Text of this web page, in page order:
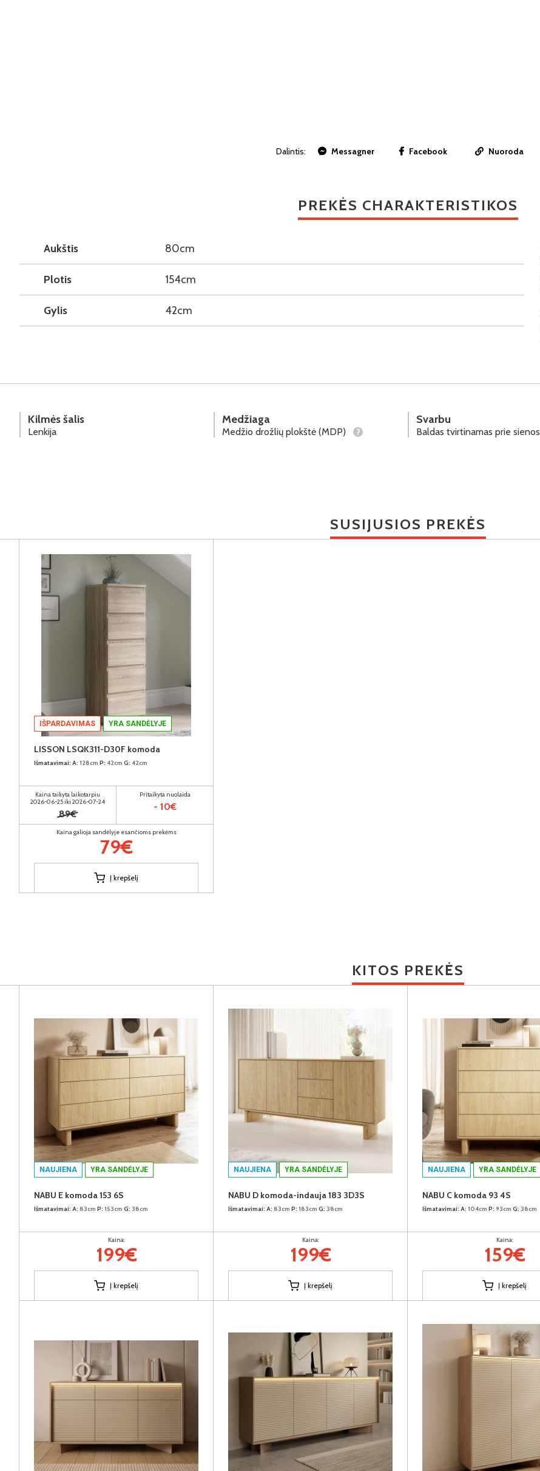
Dalintis: Messagner Facebook Nuoroda
PREKĖS CHARAKTERISTIKOS
Aukštis 80cm
Plotis 154cm
Gylis 42cm
Kilmės šalis
Lenkija
Medžiaga
Medžio drožlių plokštė (MDP) ?
Svarbu
Baldas tvirtinamas prie sienos
SUSIJUSIOS PREKĖS
IŠPARDAVIMAS YRA SANDĖLYJE
LISSON LSQK311-D30F komoda
Išmatavimai: A: 128cm P: 42cm G: 42cm
Kaina taikyta laikotarpiu
2026-06-25 iki 2026-07-24
89€
Pritaikyta nuolaida
- 10€
Kaina galioja sandėlyje esančioms prekėms
79€
Į krepšelį
KITOS PREKĖS
NAUJIENA YRA SANDĖLYJE
NABU E komoda 153 6S
Išmatavimai: A: 83cm P: 153cm G: 38cm
Kaina:
199€
Į krepšelį
NAUJIENA YRA SANDĖLYJE
NABU D komoda-indauja 183 3D3S
Išmatavimai: A: 83cm P: 183cm G: 38cm
Kaina:
199€
Į krepšelį
NAUJIENA YRA SANDĖLYJE
NABU C komoda 93 4S
Išmatavimai: A: 104cm P: 93cm G: 38cm
Kaina:
159€
Į krepšelį